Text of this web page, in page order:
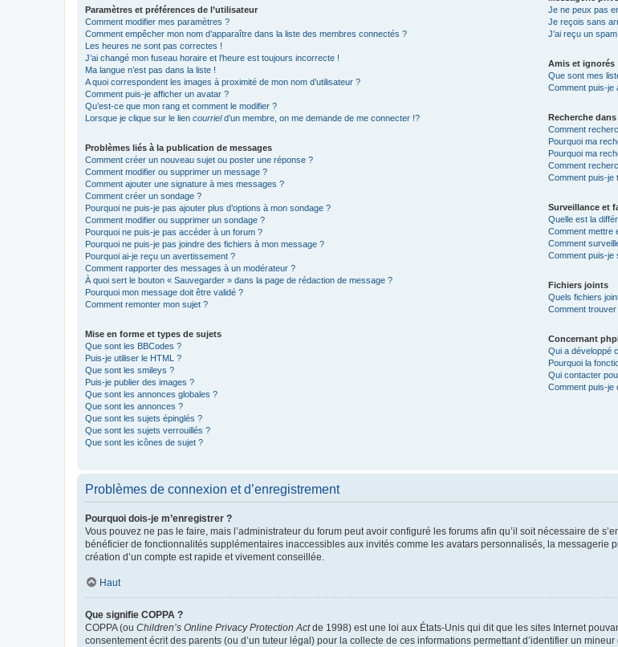
Paramètres et préférences de l’utilisateur
Comment modifier mes paramètres ?
Comment empêcher mon nom d’apparaître dans la liste des membres connectés ?
Les heures ne sont pas correctes !
J’ai changé mon fuseau horaire et l’heure est toujours incorrecte !
Ma langue n’est pas dans la liste !
A quoi correspondent les images à proximité de mon nom d’utilisateur ?
Comment puis-je afficher un avatar ?
Qu’est-ce que mon rang et comment le modifier ?
Lorsque je clique sur le lien courrield’un membre, on me demande de me connecter !?
Problèmes liés à la publication de messages
Comment créer un nouveau sujet ou poster une réponse ?
Comment modifier ou supprimer un message ?
Comment ajouter une signature à mes messages ?
Comment créer un sondage ?
Pourquoi ne puis-je pas ajouter plus d’options à mon sondage ?
Comment modifier ou supprimer un sondage ?
Pourquoi ne puis-je pas accéder à un forum ?
Pourquoi ne puis-je pas joindre des fichiers à mon message ?
Pourquoi ai-je reçu un avertissement ?
Comment rapporter des messages à un modérateur ?
À quoi sert le bouton « Sauvegarder » dans la page de rédaction de message ?
Pourquoi mon message doit être validé ?
Comment remonter mon sujet ?
Mise en forme et types de sujets
Que sont les BBCodes ?
Puis-je utiliser le HTML ?
Que sont les smileys ?
Puis-je publier des images ?
Que sont les annonces globales ?
Que sont les annonces ?
Que sont les sujets épinglés ?
Que sont les sujets verrouillés ?
Que sont les icônes de sujet ?
Je ne peux pas
Je reçois sans
J’ai reçu un
Amis et ignorés
Que sont mes
Comment puis-je
Recherche
Comment
Pourquoi ma
Pourquoi ma
Comment
Comment puis-
Surveillance et
Quelle est la
Comment mettre
Comment
Comment puis-je
Fichiers joints
Quels fichiers
Comment
Concernant
Qui a développé
Pourquoi la
Qui contacter
Comment puis-je
Problèmes de connexion et d’enregistrement
Pourquoi dois-je m’enregistrer ?
Vous pouvez ne pas le faire, mais l’administrateur du forum peut avoir configuré les forums afin qu’il soit nécessaire de
bénéficier de fonctionnalités supplémentaires inaccessibles aux invités comme les avatars personnalisés, la messagerie
création d’un compte est rapide et vivement conseillée.
Haut
Que signifie COPPA ?
COPPA (ou Children’s Online Privacy Protection Actde 1998) est une loi aux États-Unis qui dit que les sites Internet
consentement écrit des parents (ou d’un tuteur légal) pour la collecte de ces informations permettant d’identifier un